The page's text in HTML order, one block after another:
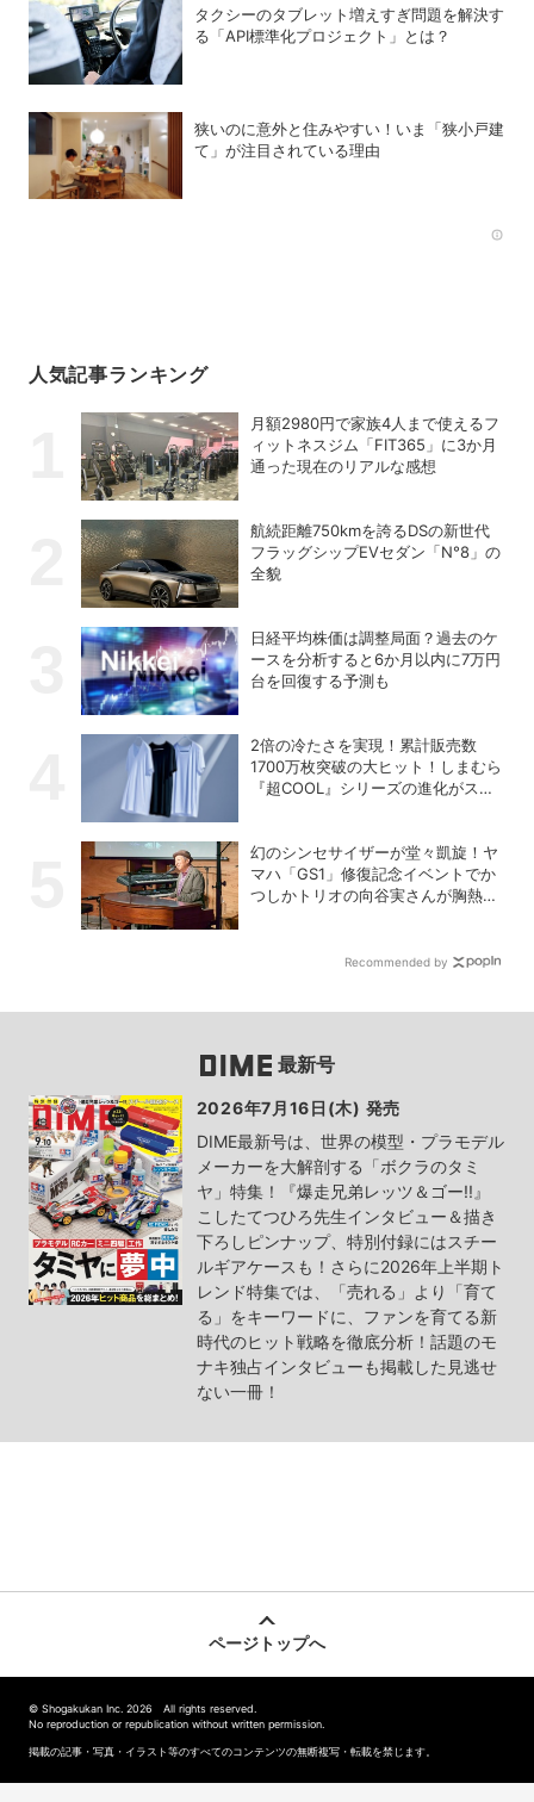
タクシーのタブレット増えすぎ問題を解決す
る「API標準化プロジェクト」とは？
狭いのに意外と住みやすい！いま「狭小戸建
て」が注目されている理由
人気記事ランキング
月額2980円で家族4人まで使えるフ
ィットネスジム「FIT365」に3か月
通った現在のリアルな感想
航続距離750kmを誇るDSの新世代
フラッグシップEVセダン「N°8」の
全貌
日経平均株価は調整局面？過去のケ
ースを分析すると6か月以内に7万円
台を回復する予測も
2倍の冷たさを実現！累計販売数
1700万枚突破の大ヒット！しまむら
『超COOL』シリーズの進化がスゴ
幻のシンセサイザーが堂々凱旋！ヤ
マハ「GS1」修復記念イベントでか
つしかトリオの向谷実さんが胸熱ト
Recommended by
最新号
2026年7月16日(木) 発売
DIME最新号は、世界の模型・プラモデル
メーカーを大解剖する「ボクラのタミ
ヤ」特集！『爆走兄弟レッツ＆ゴー!!』
こしたてつひろ先生インタビュー＆描き
下ろしピンナップ、特別付録にはスチー
ルギアケースも！さらに2026年上半期ト
レンド特集では、「売れる」より「育て
る」をキーワードに、ファンを育てる新
時代のヒット戦略を徹底分析！話題のモ
ナキ独占インタビューも掲載した見逃せ
ない一冊！
ページトップへ
© Shogakukan Inc. 2026 All rights reserved.
No reproduction or republication without written permission.
掲載の記事・写真・イラスト等のすべてのコンテンツの無断複写・転載を禁じます。